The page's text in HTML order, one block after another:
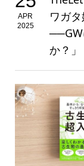
APR
2025
ワガ
──GW
か？」